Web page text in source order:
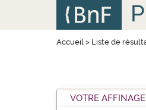
Accueil> Liste de
VOTRE AFFINAGE
Panneau de gestion des cookies